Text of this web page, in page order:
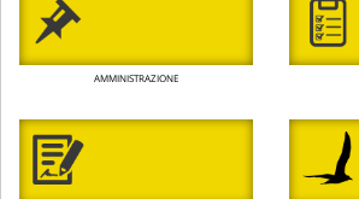
AMMINISTRAZIONE